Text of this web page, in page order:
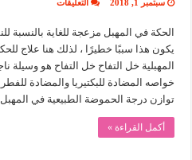
سبتمبر 1, 2018 التعليقات
في
المهبل
بالاعشاب
مغلقة
الحكة في المهبل مزعجة للغاية بالنسبة
يكون هذا سببًا خطيرًا ، لذلك هنا علاج
المهبلية خل التفاح خل التفاح هو وسيلة
خواصه المضادة للبكتيريا والمضادة
توازن درجة الحموضة الطبيعية في المهبل. إضافة 2 ملاعق
أكمل القراءة »